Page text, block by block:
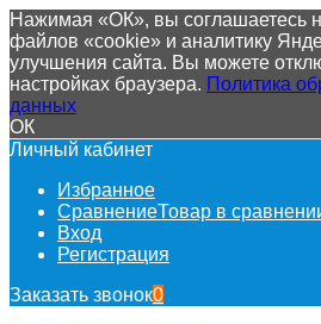
Нажимая «ОК», вы соглашаетесь
файлов «cookie» и аналитику
улучшения сайта. Вы можете
настройках браузера. Политика
данных
ОК
Личный кабинет
Избранное
СравнениеТовар в
Вход
Регистрация
Заказать звонок0